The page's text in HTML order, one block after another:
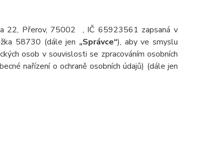
22, Přerov, 75002 , IČ 65923561 zapsaná v
58730 (dále jen „Správce“), aby ve smyslu
osob v souvislosti se zpracováním osobních
nařízení o ochraně osobních údajů) (dále jen